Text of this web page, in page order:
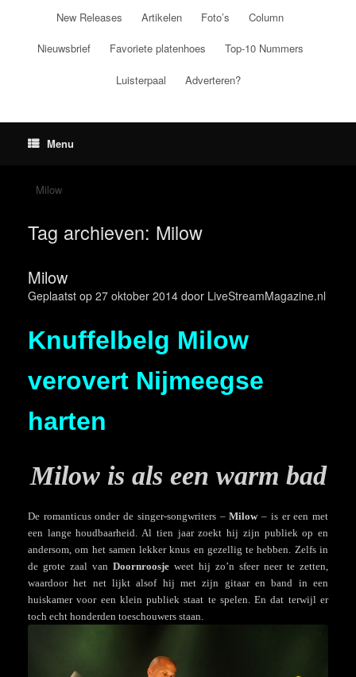
New Releases Artikelen Foto’s Column
Nieuwsbrief Favoriete platenhoes Top-10 Nummers
Luisterpaal Adverteren?
Menu
Milow
Tag archieven: Milow
Milow
Geplaatst op 27 oktober 2014 door LiveStreamMagazine.nl
Knuffelbelg Milow
verovert Nijmeegse
harten
Milow is als een warm bad
De romanticus onder de singer-songwriters –Milow– is er een met
een lange houdbaarheid. Al tien jaar zoekt hij zijn publiek op en
andersom, om het samen lekker knus en gezellig te hebben. Zelfs in
de grote zaal van Doornroosje weet hij zo’n sfeer neer te zetten,
waardoor het net lijkt alsof hij met zijn gitaar en band in een
huiskamer voor een klein publiek staat te spelen. En dat terwijl er
toch echt honderden toeschouwers staan.